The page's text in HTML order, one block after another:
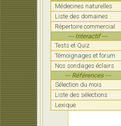
Médecines naturelles
Liste des domaines
Répertoire commercial
--- Interactif ---
Tests et Quiz
Témoignages et forum
Nos sondages éclairs
--- Références ---
Sélection du mois
Liste des sélections
Lexique